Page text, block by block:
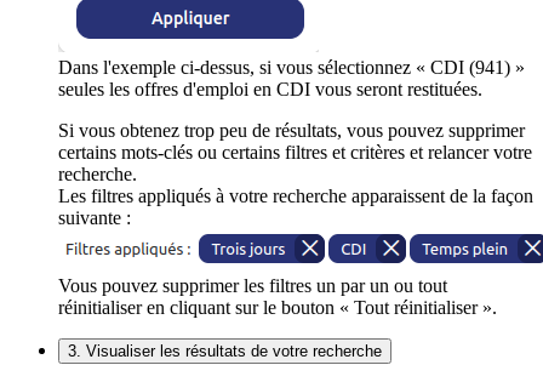
Dans l'exemple ci-dessus, si vous sélectionnez « CDI (941) »
seules les offres d'emploi en CDI vous seront restituées.
Si vous obtenez trop peu de résultats, vous pouvez supprimer
certains mots-clés ou certains filtres et critères et relancer votre
recherche.
Les filtres appliqués à votre recherche apparaissent de la façon
suivante :
Vous pouvez supprimer les filtres un par un ou tout
réinitialiser en cliquant sur le bouton « Tout réinitialiser ».
3. Visualiser les résultats de votre recherche